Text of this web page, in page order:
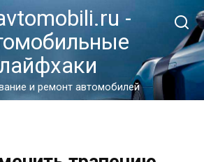
-
и ремонт автомобилей